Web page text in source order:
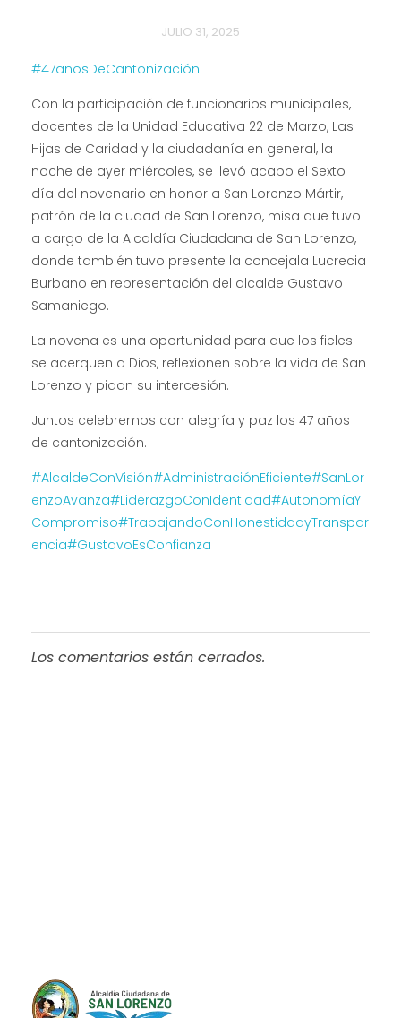
JULIO 31, 2025
#47añosDeCantonización
Con la participación de funcionarios municipales,
docentes de la Unidad Educativa 22 de Marzo, Las
Hijas de Caridad y la ciudadanía en general, la
noche de ayer miércoles, se llevó acabo el Sexto
día del novenario en honor a San Lorenzo Mártir,
patrón de la ciudad de San Lorenzo, misa que tuvo
a cargo de la Alcaldía Ciudadana de San Lorenzo,
donde también tuvo presente la concejala Lucrecia
Burbano en representación del alcalde Gustavo
Samaniego.
La novena es una oportunidad para que los fieles
se acerquen a Dios, reflexionen sobre la vida de San
Lorenzo y pidan su intercesión.
Juntos celebremos con alegría y paz los 47 años
de cantonización.
#AlcaldeConVisión#AdministraciónEficiente#SanLor
enzoAvanza#LiderazgoConIdentidad#AutonomíaY
Compromiso#TrabajandoConHonestidadyTranspar
encia#GustavoEsConfianza
Los comentarios están cerrados.